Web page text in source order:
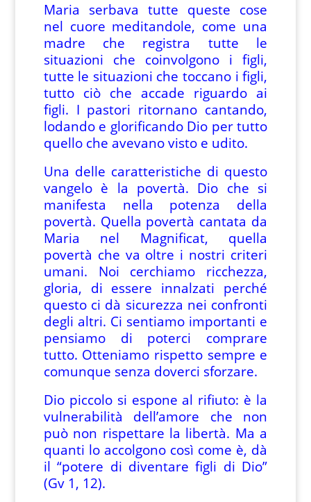
Maria serbava tutte queste cose
nel cuore meditandole, come una
madre che registra tutte le
situazioni che coinvolgono i figli,
tutte le situazioni che toccano i figli,
tutto ciò che accade riguardo ai
figli. I pastori ritornano cantando,
lodando e glorificando Dio per tutto
quello che avevano visto e udito.
Una delle caratteristiche di questo
vangelo è la povertà. Dio che si
manifesta nella potenza della
povertà. Quella povertà cantata da
Maria nel Magnificat, quella
povertà che va oltre i nostri criteri
umani. Noi cerchiamo ricchezza,
gloria, di essere innalzati perché
questo ci dà sicurezza nei confronti
degli altri. Ci sentiamo importanti e
pensiamo di poterci comprare
tutto. Otteniamo rispetto sempre e
comunque senza doverci sforzare.
Dio piccolo si espone al rifiuto: è la
vulnerabilità dell’amore che non
può non rispettare la libertà. Ma a
quanti lo accolgono così come è, dà
il “potere di diventare figli di Dio”
(Gv 1, 12).